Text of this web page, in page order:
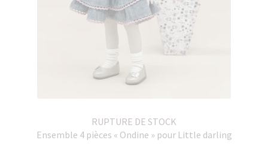
RUPTURE DE STOCK
Ensemble 4 pièces « Ondine » pour Little darling